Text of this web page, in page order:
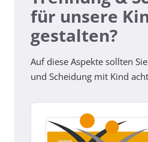
für unsere
gestalten?
Auf diese Aspekte sollten
und Scheidung mit Kind